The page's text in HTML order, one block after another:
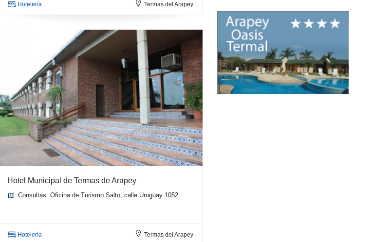
Hotelería Termas del Arapey
Hotel Municipal de Termas de Arapey
Consultas: Oficina de Turismo Salto, calle Uruguay 1052
Hotelería Termas del Arapey